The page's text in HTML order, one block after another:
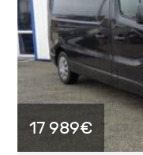
17 989€